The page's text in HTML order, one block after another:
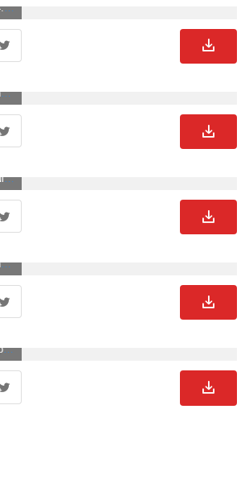
2000x3000 - Seite 4. Blume Dunkel Bilder Download auf Freepik. Blumen Schwarz Weiß Hintergrundbild.
736x1104 - black and white tumblr photography. Black aesthetic wallpaper, Black and white picture wall, Black and white aesthetic. Blumen Schwarz Weiß Hintergrundbild für Handy.
850x1511 - Blume Niedliche Einfache Minimalistische [900x1600] Für Ihr Handy Und Tablet, Schwarze ästhetische Blumen HD Handy Hintergrundbild. Blumen Schwarz Weiß Hintergrundbild für Handy.
736x1308 - PhotoshopWallpaper. Black and gold aesthetic, Gold aesthetic, Black aesthetic wallpaper. Blumen Schwarz Weiß Bild.
1920x1080 - Fototapete Blumen in Schwarz und Weiß. Blumen Schwarz Weiß HintergrundbildHD 1080p .